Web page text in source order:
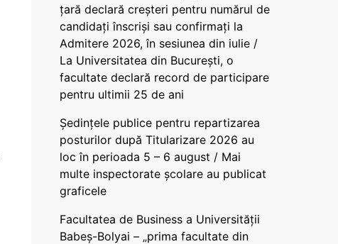
țară declară creșteri pentru numărul de
candidați înscriși sau confirmați la
Admitere 2026, în sesiunea din iulie /
La Universitatea din București, o
facultate declară record de participare
pentru ultimii 25 de ani
Ședințele publice pentru repartizarea
posturilor după Titularizare 2026 au
loc în perioada 5 – 6 august / Mai
multe inspectorate școlare au publicat
graficele
Facultatea de Business a Universității
Babeș-Bolyai – „prima facultate din